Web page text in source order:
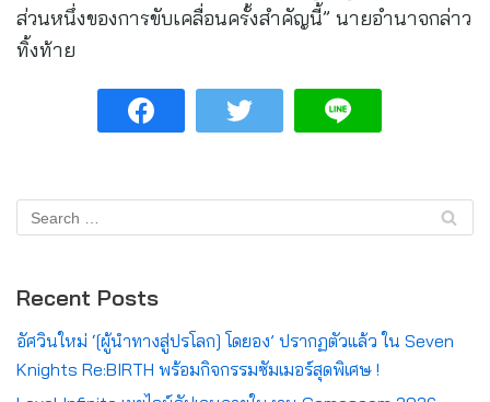
ส่วนหนึ่งของการขับเคลื่อนครั้งสำคัญนี้” นายอำนาจกล่าว
ทิ้งท้าย
Recent Posts
อัศวินใหม่ ‘[ผู้นำทางสู่ปรโลก] โดยอง’ ปรากฏตัวแล้ว ใน Seven
Knights Re:BIRTH พร้อมกิจกรรมซัมเมอร์สุดพิเศษ !